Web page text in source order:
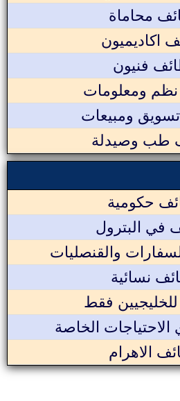
محاماة
اكاديميون
فنيون
ومعلومات
ومبيعات
طب وصيدلة
حكومية
في البترول
والقنصليات
نسائية
فقط
الخاصة
الاهرام